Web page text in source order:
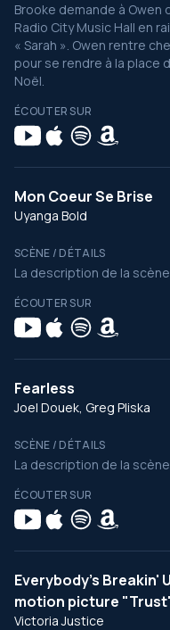
Brooke demande à
Radio City Music Hall en
« Sarah ». Owen rentre
pour se rendre à la place
Noël.
ÉCOUTER SUR
Mon Coeur Se Brise
Uyanga Bold
SCÈNE / DÉTAILS
La description de la
ÉCOUTER SUR
Fearless
Joel Douek, Greg Pliska
SCÈNE / DÉTAILS
La description de la
ÉCOUTER SUR
Everybody's Breakin'
motion picture
Victoria Justice